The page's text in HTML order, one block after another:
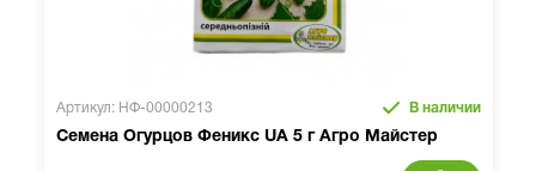
Артикул: НФ-00000213 В наличии
Семена Огурцов Феникс UA 5 г Агро Майстер